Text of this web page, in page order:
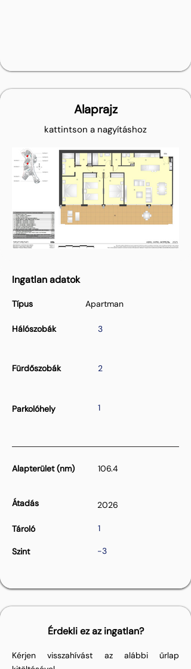
Alaprajz
kattintson a nagyításhoz
Ingatlan adatok
Típus
Hálószobák
Apartman
3
Fürdőszobák 2
Parkolóhely 1
Alapterület (nm) 106.4
Átadás 2026
Tároló 1
Szint -3
Érdekli ez az ingatlan?
Kérjen visszahívást az alábbi űrlap